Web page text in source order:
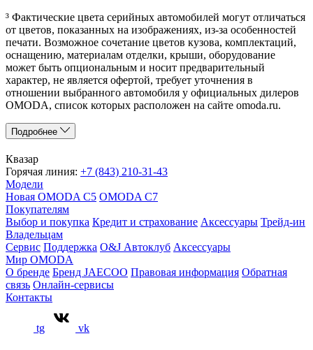
³ Фактические цвета серийных автомобилей могут отличаться
от цветов, показанных на изображениях, из-за особенностей
печати. Возможное сочетание цветов кузова, комплектаций,
оснащению, материалам отделки, крыши, оборудование
может быть опциональным и носит предварительный
характер, не является офертой, требует уточнения в
отношении выбранного автомобиля у официальных дилеров
OMODA, список которых расположен на сайте omoda.ru.
Подробнее
Квазар
Горячая линия: +7 (843) 210-31-43
Модели
Новая OMODA C5 OMODA C7
Покупателям
Выбор и покупка Кредит и страхование Аксессуары Трейд-ин
Владельцам
Сервис Поддержка O&J Автоклуб Аксессуары
Мир OMODA
О бренде Бренд JAECOO Правовая информация Обратная
связь Онлайн-сервисы
Контакты
tg vk